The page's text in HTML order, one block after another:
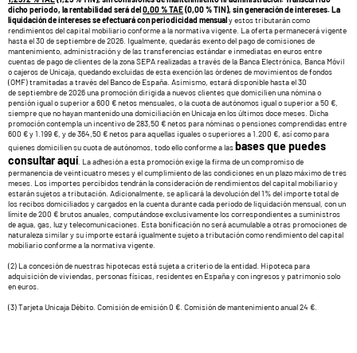
dicho periodo, la rentabilidad será del0,00 % TAE(0,00 % TIN), sin generación de intereses. La
liquidación de intereses se efectuará con periodicidad mensualy estos tributarán como
rendimientos del capital mobiliario conforme a la normativa vigente. La oferta permanecerá vigente
hasta el 30 de septiembre de 2026. Igualmente, quedarás exento del pago de comisiones de
mantenimiento, administración y de las transferencias estándar e inmediatas en euros entre
cuentas de pago de clientes de la zona SEPA realizadas a través de la Banca Electrónica, Banca Móvil
o cajeros de Unicaja, quedando excluidas de esta exención las órdenes de movimientos de fondos
(OMF) tramitadas a través del Banco de España. Asimismo, estará disponible hasta el 30
de septiembre de 2026 una promoción dirigida a nuevos clientes que domicilien una nómina o
pensión igual o superior a 600 € netos mensuales, o la cuota de autónomos igual o superior a 50 €,
siempre que no hayan mantenido una domiciliación en Unicaja en los últimos doce meses. Dicha
promoción contempla un incentivo de 283,50 € netos para nóminas o pensiones comprendidas entre
600 € y 1.199 €, y de 364,50 € netos para aquellas iguales o superiores a 1.200 €, así como para
quienes domicilien su cuota de autónomos, todo ello conforme a lasbases que puedes
consultar aquí . La adhesión a esta promoción exige la firma de un compromiso de
permanencia de veinticuatro meses y el cumplimiento de las condiciones en un plazo máximo de tres
meses. Los importes percibidos tendrán la consideración de rendimientos del capital mobiliario y
estarán sujetos a tributación. Adicionalmente, se aplicará la devolución del 1% del importe total de
los recibos domiciliados y cargados en la cuenta durante cada periodo de liquidación mensual, con un
límite de 200 € brutos anuales, computándose exclusivamente los correspondientes a suministros
de agua, gas, luz y telecomunicaciones. Esta bonificación no será acumulable a otras promociones de
naturaleza similar y su importe estará igualmente sujeto a tributación como rendimiento del capital
mobiliario conforme a la normativa vigente.
(2) La concesión de nuestras hipotecas está sujeta a criterio de la entidad. Hipoteca para
adquisición de viviendas, personas físicas, residentes en España y con ingresos y patrimonio solo
en euros.
(3) Tarjeta Unicaja Débito. Comisión de emisión 0 €. Comisión de mantenimiento anual 24 €.